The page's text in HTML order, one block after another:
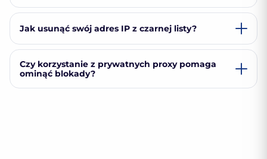
Jak usunąć swój adres IP z czarnej listy?
Czy korzystanie z prywatnych proxy pomaga
ominąć blokady?